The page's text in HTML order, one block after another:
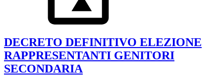
DECRETO DEFINITIVO ELEZIONE
RAPPRESENTANTI GENITORI
SECONDARIA